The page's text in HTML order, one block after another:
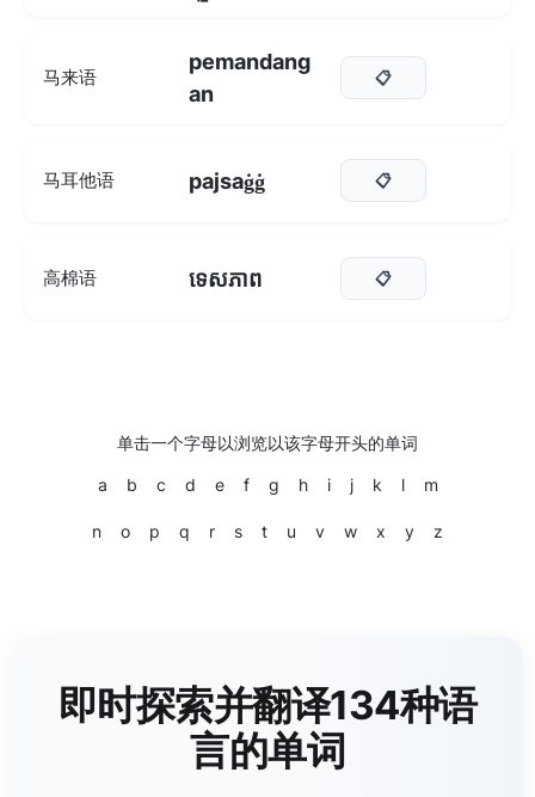
马来语
pemandang
an
📋
马耳他语 pajsaġġ 📋
高棉语 ទេសភាព 📋
单击一个字母以浏览以该字母开头的单词
a b c d e f g h i j k l m
n o p q r s t u v w x y z
即时探索并翻译134种语
言的单词